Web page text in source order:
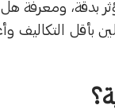
بدقة، ومعرفة
بأقل التكاليف